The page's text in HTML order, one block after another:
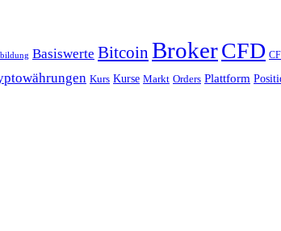
Basiswerte Bitcoin BrokerCFD
Kurs Kurse Markt Orders Plattform